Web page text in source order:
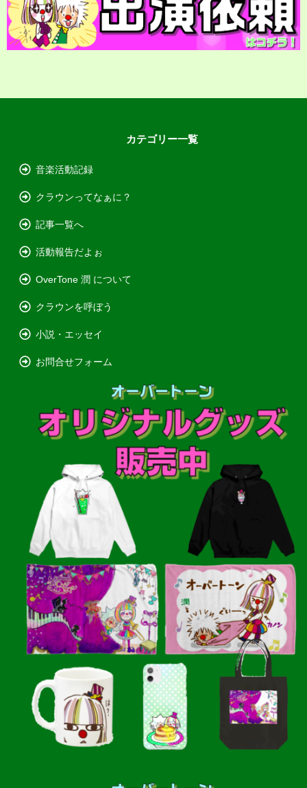
カテゴリー一覧
音楽活動記録
クラウンってなぁに？
記事一覧へ
活動報告だよぉ
OverTone 潤 について
クラウンを呼ぼう
小説・エッセイ
お問合せフォーム